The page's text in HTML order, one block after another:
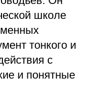
школе
тонкого и
с
и понятные